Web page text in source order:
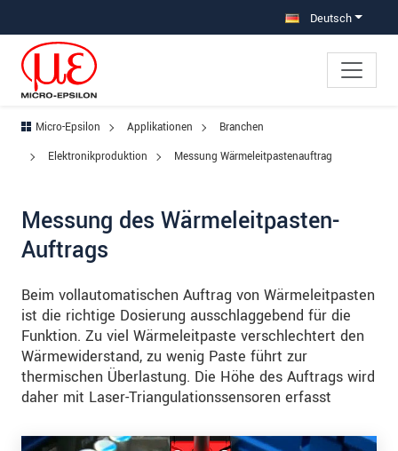
Deutsch
Micro-Epsilon Applikationen
Branchen
Elektronikproduktion
Messung Wärmeleitpastenauftrag
Messung des Wärmeleitpasten-
Auftrags
Beim vollautomatischen Auftrag von Wärmeleitpasten
ist die richtige Dosierung ausschlaggebend für die
Funktion. Zu viel Wärmeleitpaste verschlechtert den
Wärmewiderstand, zu wenig Paste führt zur
thermischen Überlastung. Die Höhe des Auftrags wird
daher mit Laser-Triangulationssensoren erfasst